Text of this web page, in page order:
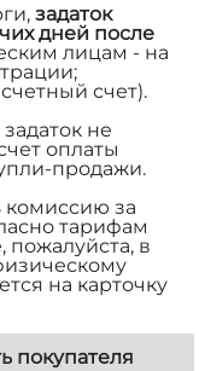
задаток
дней после
лицам - на
счет).
не
оплаты
продажи.
комиссию за
тарифам
пожалуйста, в
на карточку
покупателя